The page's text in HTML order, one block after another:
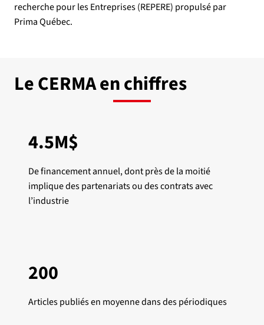
recherche pour les Entreprises (REPERE) propulsé par
Prima Québec.
Le CERMA en chiffres
4.5M$
De financement annuel, dont près de la moitié
implique des partenariats ou des contrats avec
l’industrie
​200
Articles publiés en moyenne dans des périodiques